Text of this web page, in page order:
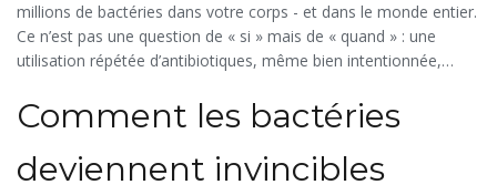
millions de bactéries dans votre corps - et dans le monde entier.
Ce n’est pas une question de « si » mais de « quand » : une
utilisation répétée d’antibiotiques, même bien intentionnée,
les conséquences ne se limitent pas à un simple échec de
traitement. Elles menacent de nous replonger dans une ère où
une simple coupure ou une infection urinaire peut devenir
mortelle.
Comment les bactéries
deviennent invincibles